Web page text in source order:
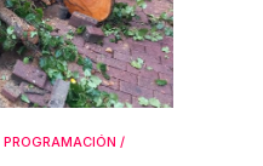
PROGRAMACIÓN /